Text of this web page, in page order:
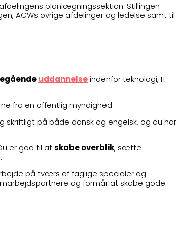
planlægningssektion. Stillingen
ACWs øvrige afdelinger og ledelse samt til
uddannelseindenfor teknologi, IT
fra en offentlig myndighed.
på både dansk og engelsk, og du har
er god til atskabe overblik, sætte
på tværs af faglige specialer og
og formår at skabe gode